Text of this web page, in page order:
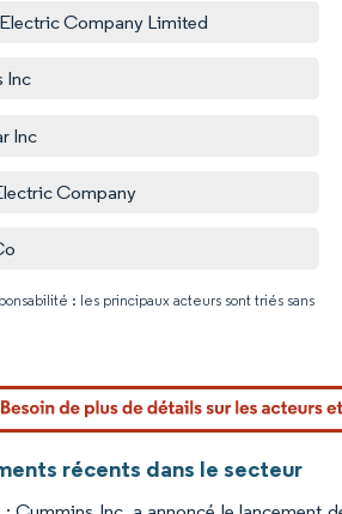
Company Limited
Inc
Inc
Company
: les principaux acteurs sont triés sans
récents dans le secteur